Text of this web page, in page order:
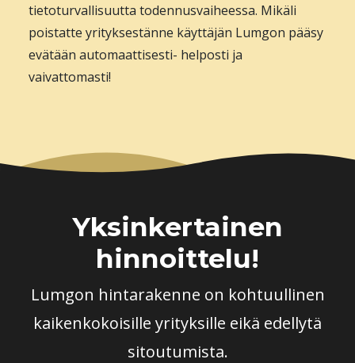
tietoturvallisuutta todennusvaiheessa. Mikäli
poistatte yrityksestänne käyttäjän Lumgon pääsy
evätään automaattisesti- helposti ja
vaivattomasti!
Yksinkertainen
hinnoittelu!
Lumgon hintarakenne on kohtuullinen
kaikenkokoisille yrityksille eikä edellytä
sitoutumista.